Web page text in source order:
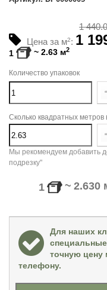
Цена за м2: 1
1
1 ~ 2.63 м2
Количество упаковок
Сколько квадратных
Мы рекомендуем добавить
подрезку"
1 ~ 2.630
Для наших
точную цену
телефону.